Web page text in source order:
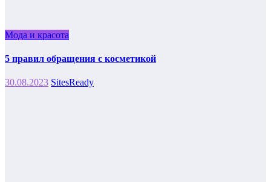
Мода и красота
5 правил обращения с косметикой
30.08.2023 SitesReady